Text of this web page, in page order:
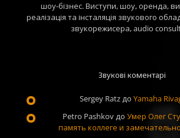
шоу-бізнес. Виступи, шоу, оренда,
реалізація та інсталяція звукового
звукорежисера, audio
Звукові коментарі
Sergey Ratzдо Yamaha
Petro Pashkovдо Умер Олег
память коллеге и